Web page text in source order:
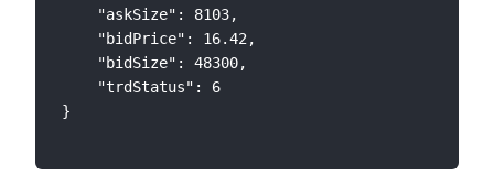
    "askSize": 8103,
    "bidPrice": 16.42,
    "bidSize": 48300,
    "trdStatus": 6
}